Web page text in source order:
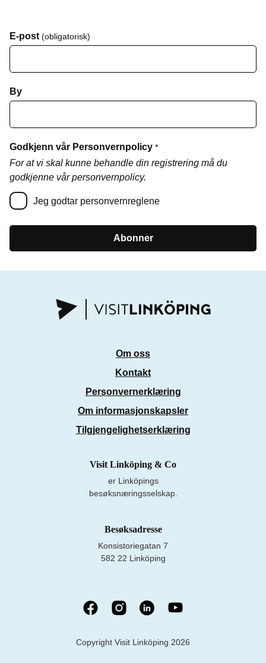
E-post (obligatorisk)
By
Godkjenn vår Personvernpolicy *
For at vi skal kunne behandle din registrering må du
godkjenne vår personvernpolicy.
Jeg godtar personvernreglene
Abonner
Om oss
Kontakt
Personvernerklæring
Om informasjonskapsler
Tilgjengelighetserklæring
Visit Linköping & Co
er Linköpings
besøksnæringsselskap.
Besøksadresse
Konsistoriegatan 7
582 22 Linköping
Copyright Visit Linköping 2026